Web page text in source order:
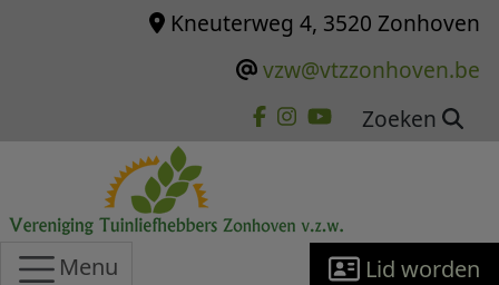
Overslaan en naar de inhoud gaanKneuterweg 4, 3520 Zonhoven
vzw@vtzzonhoven.be
Zoeken
Menu Lid worden